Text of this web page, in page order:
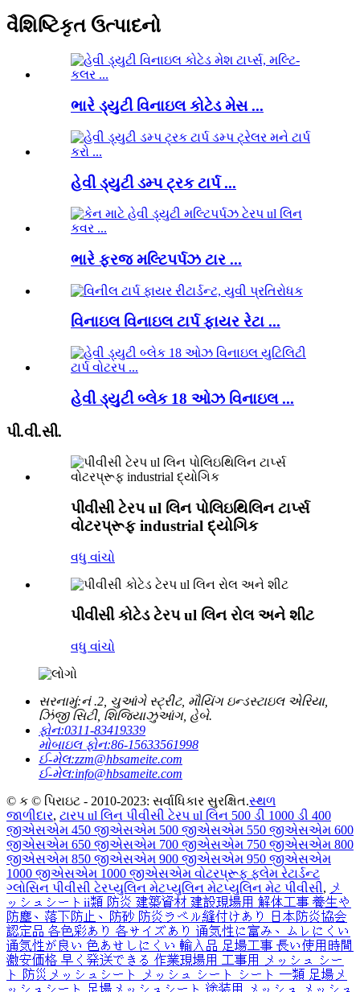
વૈશિષ્ટિકૃત ઉત્પાદનો
ભારે ડ્યુટી વિનાઇલ કોટેડ મેસ ...
હેવી ડ્યુટી ડમ્પ ટ્રક ટાર્પ ...
ભારે ફરજ મલ્ટિપર્પઝ ટાર ...
વિનાઇલ વિનાઇલ ટાર્પ ફાયર રેટા ...
હેવી ડ્યુટી બ્લેક 18 ઓઝ વિનાઇલ ...
પી.વી.સી.
પીવીસી ટેરપ ul લિન પોલિઇથિલિન ટાર્પ્સ
વોટરપ્રૂફ industrial દ્યોગિક
વધુ વાંચો
પીવીસી કોટેડ ટેરપ ul લિન રોલ અને શીટ
વધુ વાંચો
સરનામું:નં .2, ચુઆંગે સ્ટ્રીટ, મૌયિંગ ઇન્ડસ્ટાઇલ એરિયા,
ઝિંજી સિટી, શિજિયાઝુઆંગ, હેબે.
ફોન:0311-83419339
મોબાઇલ ફોન:86-15633561998
ઈ-મેલ:zzm@hbsameite.com
ઈ-મેલ:info@hbsameite.com
© ક © પિરાઇટ - 2010-2023: સર્વાધિકાર સુરક્ષિત.સ્થળ
જાળીદાર, ટારપ ul લિન પીવીસી ટેરપ ul લિન 500 ડી 1000 ડી 400
જીએસએમ 450 જીએસએમ 500 જીએસએમ 550 જીએસએમ 600
જીએસએમ 650 જીએસએમ 700 જીએસએમ 750 જીએસએમ 800
જીએસએમ 850 જીએસએમ 900 જીએસએમ 950 જીએસએમ
1000 જીએસએમ 1000 જીએસએમ વોટરપ્રૂફ ફ્લેમ રેટાર્ડન્ટ
ગ્લોસિન પીવીસી ટેરપ્યુલિન મેટપ્યુલિન મેટપ્યુલિન મેટ પીવીસી, メ
ッシュシートⅱ類 防炎 建築資材 建設現場用 解体工事 養生や
防塵、落下防止、防砂 防炎ラベル縫付けあり 日本防炎協会
認定品 各色彩あり 各サイズあり 通気性に富み、ムレにくい
通気性が良い 色あせしにくい 輸入品 足場工事 長い使用時間
激安価格 早く発送できる 作業現場用 工事用 メッシュ シー
ト 防災メッシュシート メッシュ シート シート 一類 足場メ